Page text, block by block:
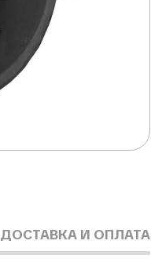
ДОСТАВКА И ОПЛАТА